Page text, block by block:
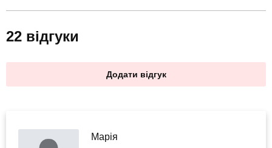
22 відгуки
Додати відгук
Марія